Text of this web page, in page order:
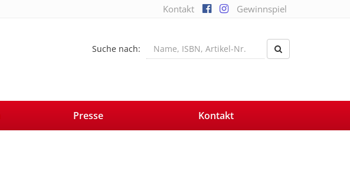
Kontakt Gewinnspiel
Suche nach:
Presse Kontakt